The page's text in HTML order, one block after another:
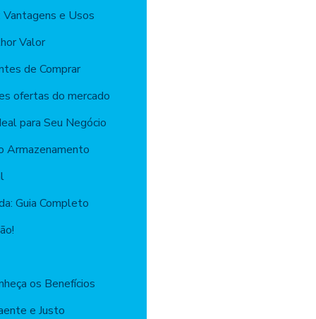
e Usos
Valor
de Comprar
ofertas do mercado
para Seu Negócio
Armazenamento
Guia Completo
os Benefícios
e Justo